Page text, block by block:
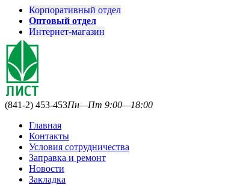
Корпоративный отдел
Оптовый отдел
Интернет-магазин
(841-2) 453-453Пн—Пт 9:00—18:00
Главная
Контакты
Условия сотрудничества
Заправка и ремонт
Новости
Закладка